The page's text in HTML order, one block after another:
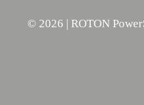
© 2026 | ROTON